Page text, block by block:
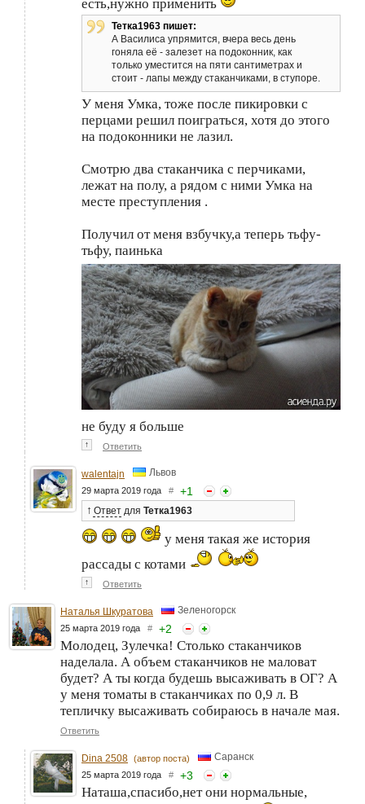
есть,нужно применить
Тетка1963 пишет:
А Василиса упрямится, вчера весь день
гоняла её - залезет на подоконник, как
только уместится на пяти сантиметрах и
стоит - лапы между стаканчиками, в ступоре.
У меня Умка, тоже после пикировки с
перцами решил поиграться, хотя до этого
на подоконники не лазил.
Смотрю два стаканчика с перчиками,
лежат на полу, а рядом с ними Умка на
месте преступления .
Получил от меня взбучку,а теперь тьфу-
тьфу, паинька
не буду я больше
↑ Ответить
walentajn Львов
29 марта 2019 года # +1
↑ Ответ для Тетка1963
у меня такая же история
рассады с котами
↑ Ответить
Наталья Шкуратова Зеленогорск
25 марта 2019 года # +2
Молодец, Зулечка! Столько стаканчиков
наделала. А объем стаканчиков не маловат
будет? А ты когда будешь высаживать в ОГ? А
у меня томаты в стаканчиках по 0,9 л. В
тепличку высаживать собираюсь в начале мая.
Ответить
Dina 2508 (автор поста) Саранск
25 марта 2019 года # +3
Наташа,спасибо,нет они нормальные,